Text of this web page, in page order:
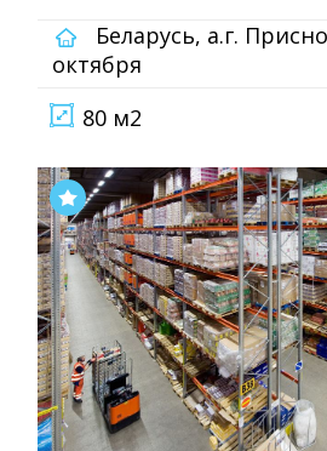
Беларусь, а.г.
октября
80 м2